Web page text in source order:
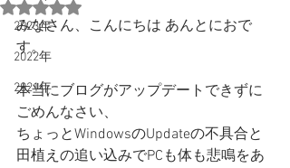
2023年
2022年
2021年
5つ星のうちNaNと評価されています。
みなさん、こんにちは あんとにおで
す。
本当にブログがアップデートできずに
ごめんなさい、
ちょっとWindowsのUpdateの不具合と
田植えの追い込みでPCも体も悲鳴をあ